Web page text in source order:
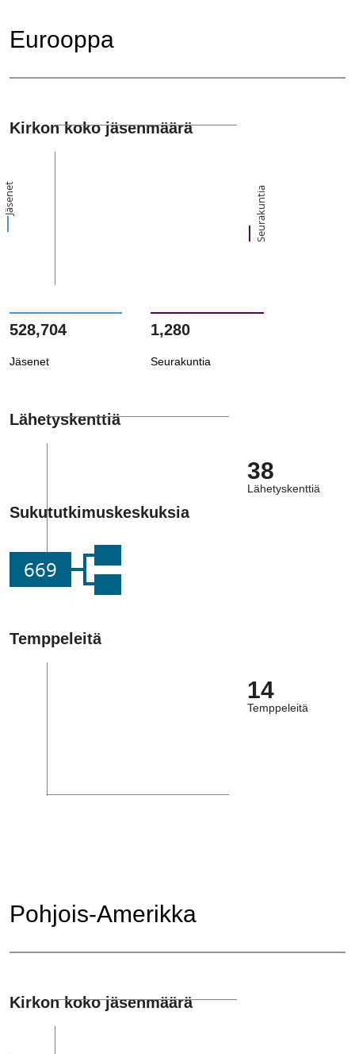
Eurooppa
Kirkon koko jäsenmäärä
Jäsenet Seurakuntia
528,704
Jäsenet
1,280
Seurakuntia
Lähetyskenttiä
38
Lähetyskenttiä
Sukututkimuskeskuksia
669
Temppeleitä
14
Temppeleitä
Pohjois-Amerikka
Kirkon koko jäsenmäärä